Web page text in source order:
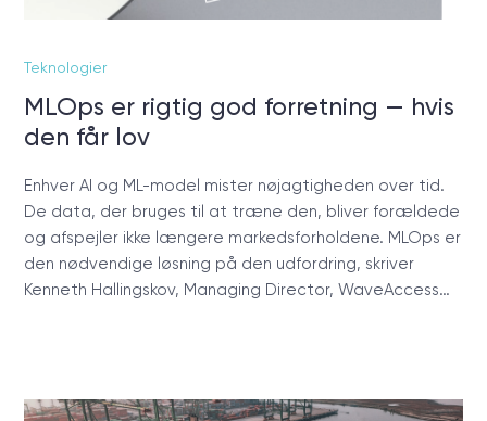
Teknologier
MLOps er rigtig god forretning — hvis
den får lov
Enhver AI og ML-model mister nøjagtigheden over tid.
De data, der bruges til at træne den, bliver forældede
og afspejler ikke længere markedsforholdene. MLOps er
den nødvendige løsning på den udfordring, skriver
Kenneth Hallingskov, Managing Director, WaveAccess…